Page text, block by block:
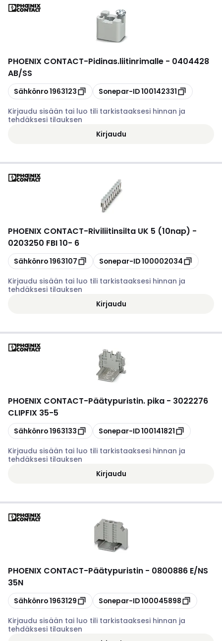
PHOENIX CONTACT-Pidinas.liitinrimalle - 0404428
AB/SS
Kopioi
Sähkönro1963123 Kopioi
Sonepar-ID100142331
Kirjaudu sisään tai luo tili tarkistaaksesi hinnan ja
tehdäksesi tilauksen
Kirjaudu
PHOENIX CONTACT-Riviliitinsilta UK 5 (10nap) -
0203250 FBI 10- 6
Kopioi
Sähkönro1963107 Kopioi
Sonepar-ID100002034
Kirjaudu sisään tai luo tili tarkistaaksesi hinnan ja
tehdäksesi tilauksen
Kirjaudu
PHOENIX CONTACT-Päätypuristin. pika - 3022276
CLIPFIX 35-5
Kopioi
Sähkönro1963133 Kopioi
Sonepar-ID100141821
Kirjaudu sisään tai luo tili tarkistaaksesi hinnan ja
tehdäksesi tilauksen
Kirjaudu
PHOENIX CONTACT-Päätypuristin - 0800886 E/NS
35N
Kopioi
Sähkönro1963129 Kopioi
Sonepar-ID100045898
Kirjaudu sisään tai luo tili tarkistaaksesi hinnan ja
tehdäksesi tilauksen